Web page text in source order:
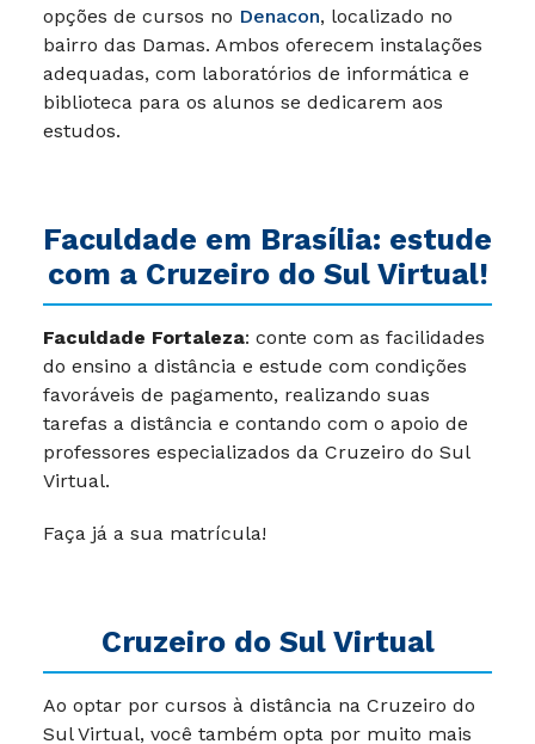
opções de cursos no Denacon, localizado no
bairro das Damas. Ambos oferecem instalações
adequadas, com laboratórios de informática e
biblioteca para os alunos se dedicarem aos
estudos.
Faculdade em Brasília: estude
com a Cruzeiro do Sul Virtual!
Faculdade Fortaleza: conte com as facilidades
do ensino a distância e estude com condições
favoráveis de pagamento, realizando suas
tarefas a distância e contando com o apoio de
professores especializados da Cruzeiro do Sul
Virtual.
Faça já a sua matrícula!
Cruzeiro do Sul Virtual
Ao optar por cursos à distância na Cruzeiro do
Sul Virtual, você também opta por muito mais